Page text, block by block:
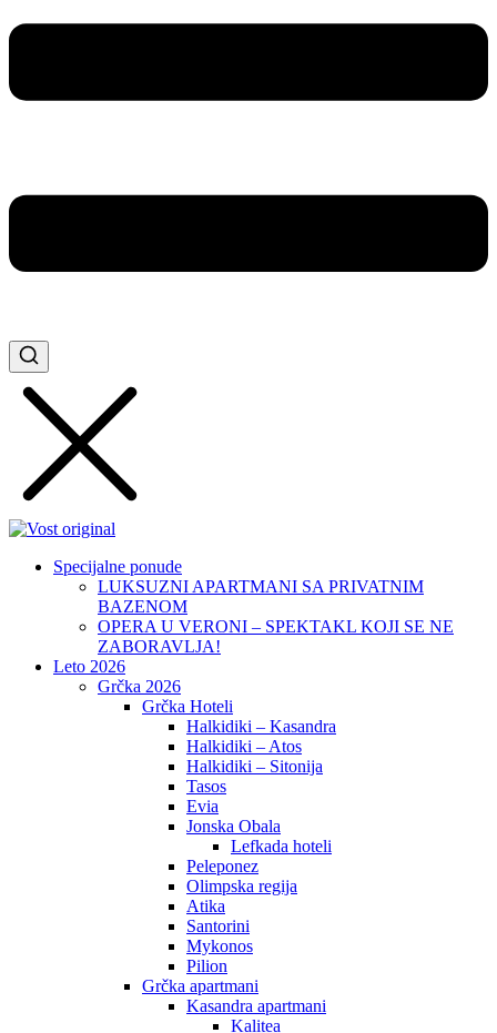
Specijalne ponude
LUKSUZNI APARTMANI SA PRIVATNIM
BAZENOM
OPERA U VERONI – SPEKTAKL KOJI SE NE
ZABORAVLJA!
Leto 2026
Grčka 2026
Grčka Hoteli
Halkidiki – Kasandra
Halkidiki – Atos
Halkidiki – Sitonija
Tasos
Evia
Jonska Obala
Lefkada hoteli
Peleponez
Olimpska regija
Atika
Santorini
Mykonos
Pilion
Grčka apartmani
Kasandra apartmani
Kalitea